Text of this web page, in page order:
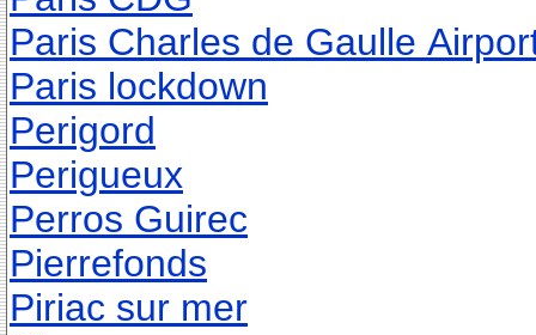
Paris Charles de Gaulle
Paris lockdown
Perigord
Perigueux
Perros Guirec
Pierrefonds
Piriac sur mer